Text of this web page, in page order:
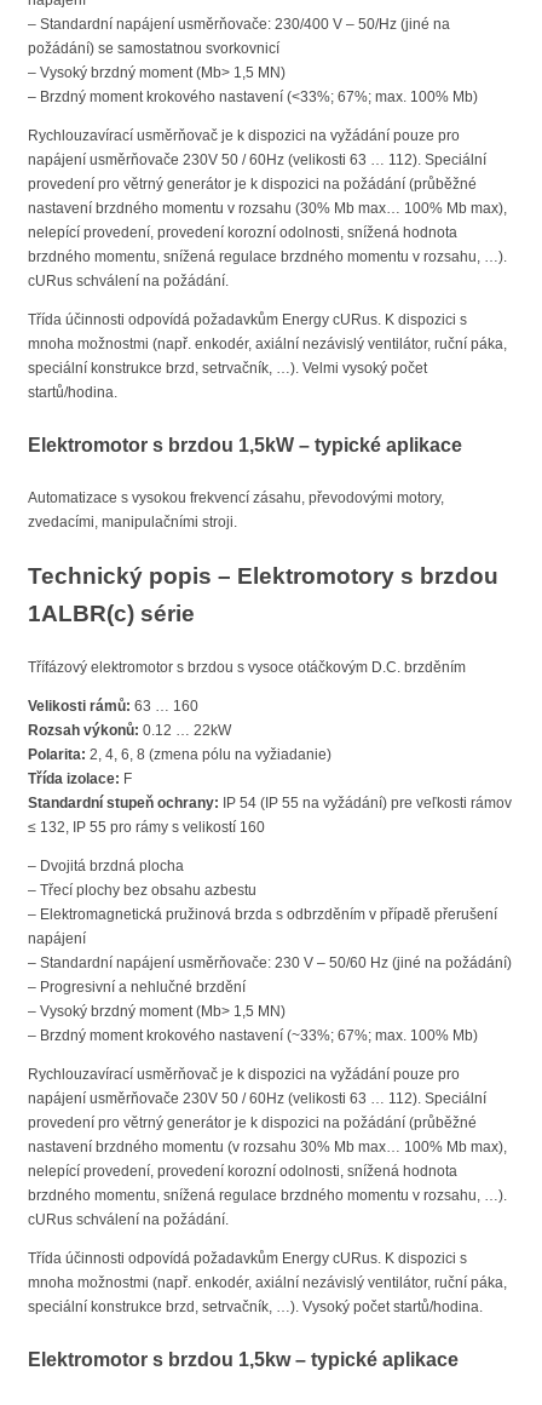
– Standardní napájení usměrňovače: 230/400 V – 50/Hz (jiné na
požádání) se samostatnou svorkovnicí
– Vysoký brzdný moment (Mb> 1,5 MN)
– Brzdný moment krokového nastavení (<33%; 67%; max. 100% Mb)
Rychlouzavírací usměrňovač je k dispozici na vyžádání pouze pro
napájení usměrňovače 230V 50 / 60Hz (velikosti 63 … 112). Speciální
provedení pro větrný generátor je k dispozici na požádání (průběžné
nastavení brzdného momentu v rozsahu (30% Mb max… 100% Mb max),
nelepící provedení, provedení korozní odolnosti, snížená hodnota
brzdného momentu, snížená regulace brzdného momentu v rozsahu, …).
cURus schválení na požádání.
Třída účinnosti odpovídá požadavkům Energy cURus. K dispozici s
mnoha možnostmi (např. enkodér, axiální nezávislý ventilátor, ruční páka,
speciální konstrukce brzd, setrvačník, …). Velmi vysoký počet
startů/hodina.
Elektromotor s brzdou 1,5kW – typické aplikace
Automatizace s vysokou frekvencí zásahu, převodovými motory,
zvedacími, manipulačními stroji.
Technický popis – Elektromotory s brzdou
1ALBR(c) série
Třífázový elektromotor s brzdou s vysoce otáčkovým D.C. brzděním
Velikosti rámů: 63 … 160
Rozsah výkonů: 0.12 … 22kW
Polarita: 2, 4, 6, 8 (zmena pólu na vyžiadanie)
Třída izolace: F
Standardní stupeň ochrany: IP 54 (IP 55 na vyžádání) pre veľkosti rámov
≤ 132, IP 55 pro rámy s velikostí 160
– Dvojitá brzdná plocha
– Třecí plochy bez obsahu azbestu
– Elektromagnetická pružinová brzda s odbrzděním v případě přerušení
napájení
– Standardní napájení usměrňovače: 230 V – 50/60 Hz (jiné na požádání)
– Progresivní a nehlučné brzdění
– Vysoký brzdný moment (Mb> 1,5 MN)
– Brzdný moment krokového nastavení (~33%; 67%; max. 100% Mb)
Rychlouzavírací usměrňovač je k dispozici na vyžádání pouze pro
napájení usměrňovače 230V 50 / 60Hz (velikosti 63 … 112). Speciální
provedení pro větrný generátor je k dispozici na požádání (průběžné
nastavení brzdného momentu (v rozsahu 30% Mb max… 100% Mb max),
nelepící provedení, provedení korozní odolnosti, snížená hodnota
brzdného momentu, snížená regulace brzdného momentu v rozsahu, …).
cURus schválení na požádání.
Třída účinnosti odpovídá požadavkům Energy cURus. K dispozici s
mnoha možnostmi (např. enkodér, axiální nezávislý ventilátor, ruční páka,
speciální konstrukce brzd, setrvačník, …). Vysoký počet startů/hodina.
Elektromotor s brzdou 1,5kw – typické aplikace